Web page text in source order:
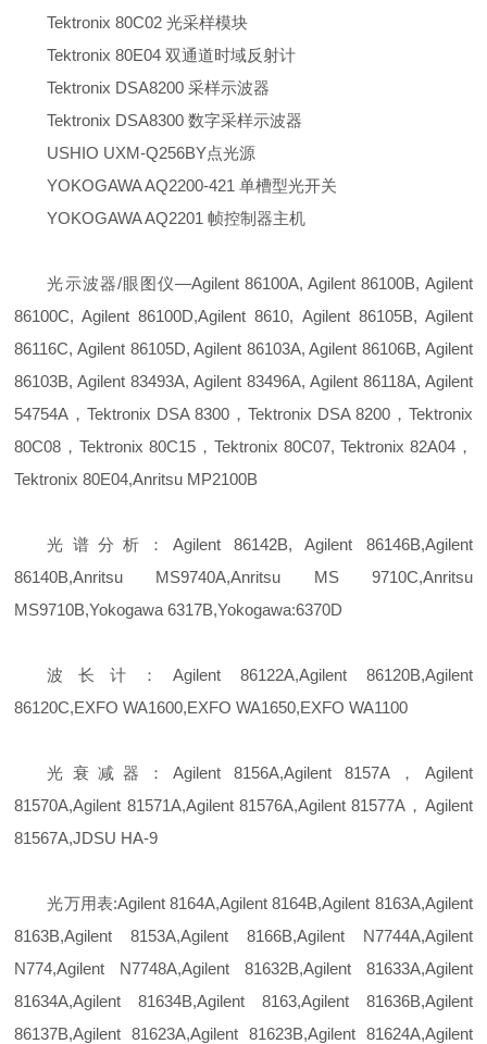
Tektronix 80C02 光采样模块
Tektronix 80E04 双通道时域反射计
Tektronix DSA8200 采样示波器
Tektronix DSA8300 数字采样示波器
USHIO UXM-Q256BY点光源
YOKOGAWA AQ2200-421 单槽型光开关
YOKOGAWA AQ2201 帧控制器主机
光示波器/眼图仪—Agilent 86100A, Agilent 86100B, Agilent
86100C, Agilent 86100D,Agilent 8610, Agilent 86105B, Agilent
86116C, Agilent 86105D, Agilent 86103A, Agilent 86106B, Agilent
86103B, Agilent 83493A, Agilent 83496A, Agilent 86118A, Agilent
54754A，Tektronix DSA 8300，Tektronix DSA 8200，Tektronix
80C08，Tektronix 80C15，Tektronix 80C07, Tektronix 82A04，
Tektronix 80E04,Anritsu MP2100B
光谱分析：Agilent 86142B, Agilent 86146B,Agilent
86140B,Anritsu MS9740A,Anritsu MS 9710C,Anritsu
MS9710B,Yokogawa 6317B,Yokogawa:6370D
波长计：Agilent 86122A,Agilent 86120B,Agilent
86120C,EXFO WA1600,EXFO WA1650,EXFO WA1100
光衰减器：Agilent 8156A,Agilent 8157A，Agilent
81570A,Agilent 81571A,Agilent 81576A,Agilent 81577A，Agilent
81567A,JDSU HA-9
光万用表:Agilent 8164A,Agilent 8164B,Agilent 8163A,Agilent
8163B,Agilent 8153A,Agilent 8166B,Agilent N7744A,Agilent
N774,Agilent N7748A,Agilent 81632B,Agilent 81633A,Agilent
81634A,Agilent 81634B,Agilent 8163,Agilent 81636B,Agilent
86137B,Agilent 81623A,Agilent 81623B,Agilent 81624A,Agilent